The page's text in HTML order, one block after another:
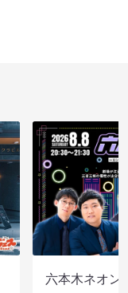
六本木ネオン